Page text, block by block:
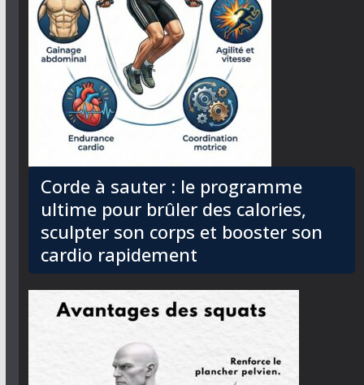
Corde à sauter : le programme
ultime pour brûler des calories,
sculpter son corps et booster son
cardio rapidement